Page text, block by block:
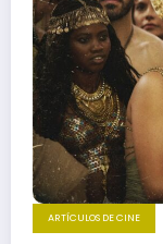
ARTÍCULOS DE CINE